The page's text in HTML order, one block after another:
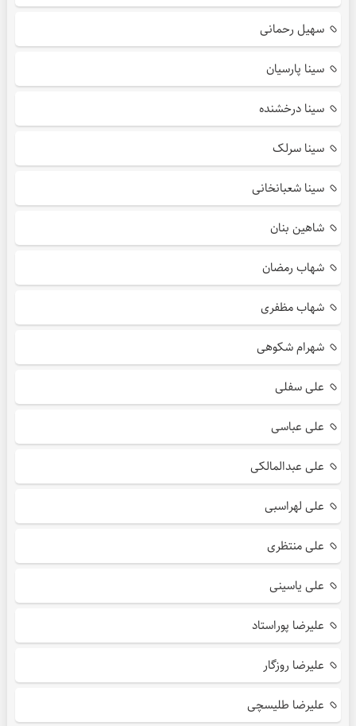
سهیل رحمانی
سینا پارسیان
سینا درخشنده
سینا سرلک
سینا شعبانخانی
شاهین بنان
شهاب رمضان
شهاب مظفری
شهرام شکوهی
علی سفلی
علی عباسی
علی عبدالمالکی
علی لهراسبی
علی منتظری
علی یاسینی
علیرضا پوراستاد
علیرضا روزگار
علیرضا طلیسچی